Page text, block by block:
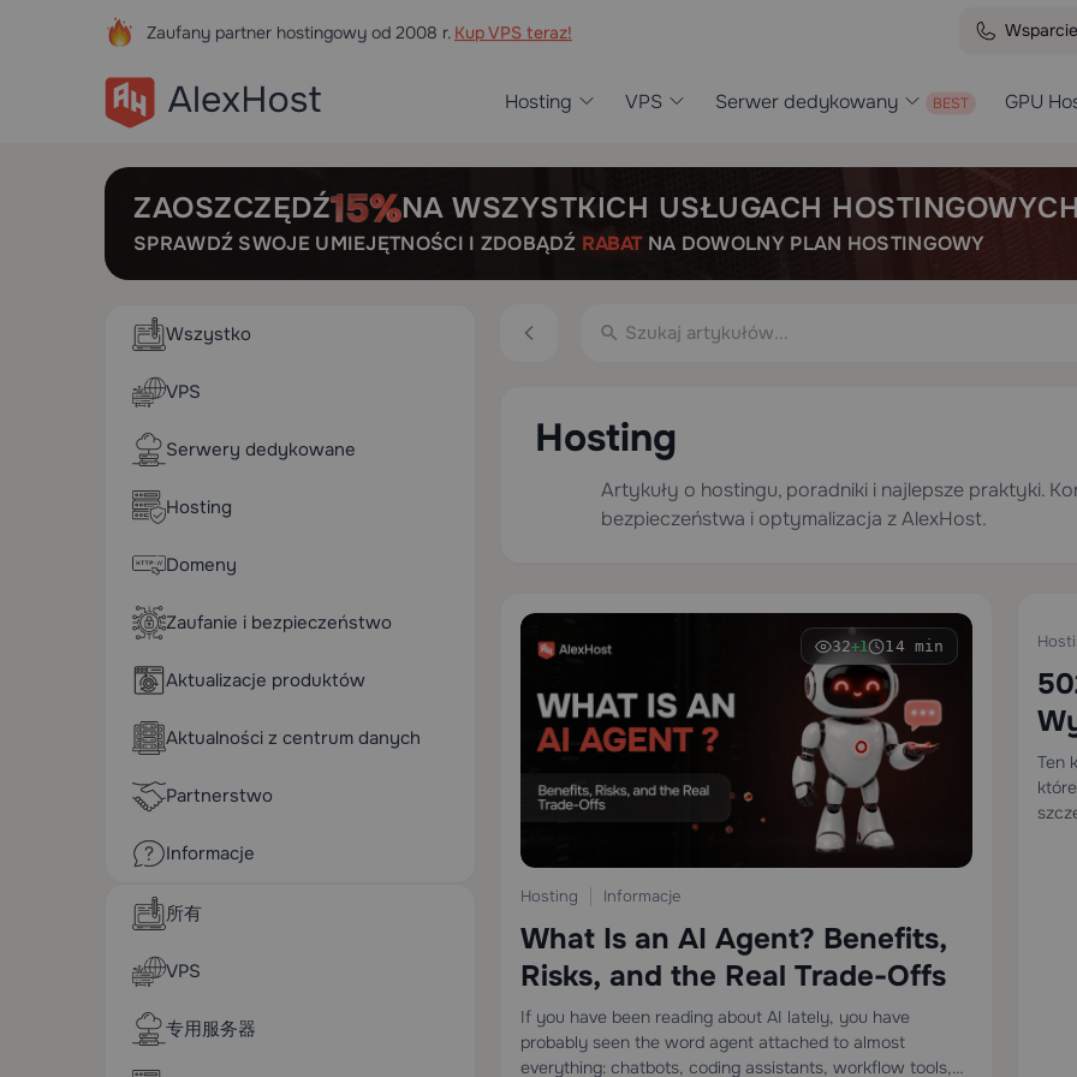
Zaufany partner hostingowy od 2008 r. Kup VPS teraz! Wsparcie
Hosting VPS Serwer dedykowany GPU
ZAOSZCZĘDŹ NA WSZYSTKICH USŁUGACH
SPRAWDŹ SWOJE UMIEJĘTNOŚCI I ZDOBĄDŹ RABATNA DOWOLNY PLAN HOSTINGOWY
Wszystko
VPS
Serwery dedykowane
Hosting
Domeny
Zaufanie i bezpieczeństwo
Aktualizacje produktów
Aktualności z centrum danych
Partnerstwo
Informacje
所有
VPS
专用服务器
Hosting
Artykuły o hostingu, poradniki i najlepsze praktyki.
bezpieczeństwa i optymalizacja z AlexHost.
32+1 14 min
Hosting Informacje
What Is an AI Agent? Benefits,
Risks, and the Real Trade-Offs
If you have been reading about AI lately, you have
probably seen the word agent attached to almost
everything: chatbots, coding assistants, workflow tools,
Ten